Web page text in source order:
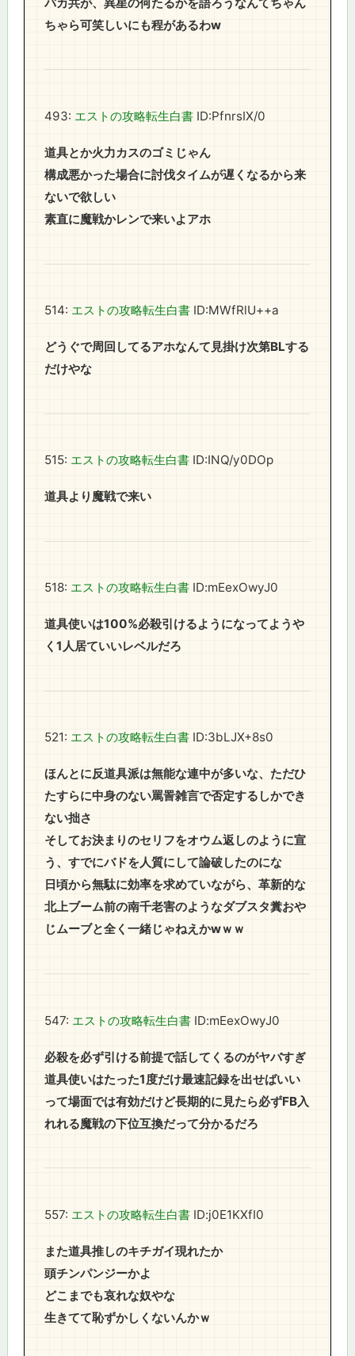
ちゃら可笑しいにも程があるわw
493: エストの攻略転生白書 ID:PfnrsIX/0
道具とか火力カスのゴミじゃん
構成悪かった場合に討伐タイムが遅くなるから来
ないで欲しい
素直に魔戦かレンで来いよアホ
514: エストの攻略転生白書 ID:MWfRlU++a
どうぐで周回してるアホなんて見掛け次第BLする
だけやな
515: エストの攻略転生白書 ID:INQ/y0DOp
道具より魔戦で来い
518: エストの攻略転生白書 ID:mEexOwyJ0
道具使いは100%必殺引けるようになってようや
く1人居ていいレベルだろ
521: エストの攻略転生白書 ID:3bLJX+8s0
ほんとに反道具派は無能な連中が多いな、ただひ
たすらに中身のない罵詈雑言で否定するしかでき
ない拙さ
そしてお決まりのセリフをオウム返しのように宣
う、すでにバドを人質にして論破したのにな
日頃から無駄に効率を求めていながら、革新的な
北上ブーム前の南千老害のようなダブスタ糞おや
じムーブと全く一緒じゃねえかwｗｗ
547: エストの攻略転生白書 ID:mEexOwyJ0
必殺を必ず引ける前提で話してくるのがヤバすぎ
道具使いはたった1度だけ最速記録を出せばいい
って場面では有効だけど長期的に見たら必ずFB入
れれる魔戦の下位互換だって分かるだろ
557: エストの攻略転生白書 ID:j0E1KXfI0
また道具推しのキチガイ現れたか
頭チンパンジーかよ
どこまでも哀れな奴やな
生きてて恥ずかしくないんかｗ